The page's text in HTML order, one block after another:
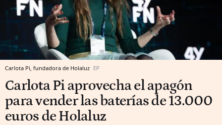
Carlota Pi, fundadora de Holaluz EP
Carlota Pi aprovecha el apagón
para vender las baterías de 13.000
euros de Holaluz